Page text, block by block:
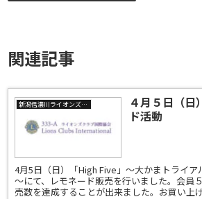
関連記事
新潟信濃川ライオンズクラブ
４月５日（日
ド活動
4月5日（日）「High Five」～大かまトライア
～にて、レモネード販売を行いました。会員
売数を達成することが出来ました。お買い上